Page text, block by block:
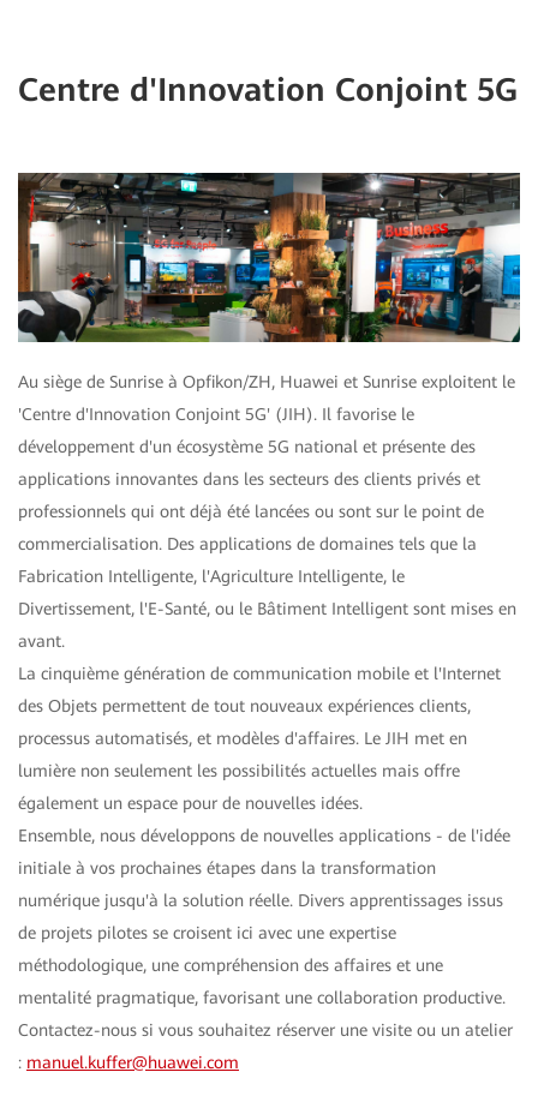
Centre d'Innovation Conjoint 5G
Au siège de Sunrise à Opfikon/ZH, Huawei et Sunrise exploitent le
'Centre d'Innovation Conjoint 5G' (JIH). Il favorise le
développement d'un écosystème 5G national et présente des
applications innovantes dans les secteurs des clients privés et
professionnels qui ont déjà été lancées ou sont sur le point de
commercialisation. Des applications de domaines tels que la
Fabrication Intelligente, l'Agriculture Intelligente, le
Divertissement, l'E-Santé, ou le Bâtiment Intelligent sont mises en
avant.
La cinquième génération de communication mobile et l'Internet
des Objets permettent de tout nouveaux expériences clients,
processus automatisés, et modèles d'affaires. Le JIH met en
lumière non seulement les possibilités actuelles mais offre
également un espace pour de nouvelles idées.
Ensemble, nous développons de nouvelles applications - de l'idée
initiale à vos prochaines étapes dans la transformation
numérique jusqu'à la solution réelle. Divers apprentissages issus
de projets pilotes se croisent ici avec une expertise
méthodologique, une compréhension des affaires et une
mentalité pragmatique, favorisant une collaboration productive.
Contactez-nous si vous souhaitez réserver une visite ou un atelier
: manuel.kuffer@huawei.com